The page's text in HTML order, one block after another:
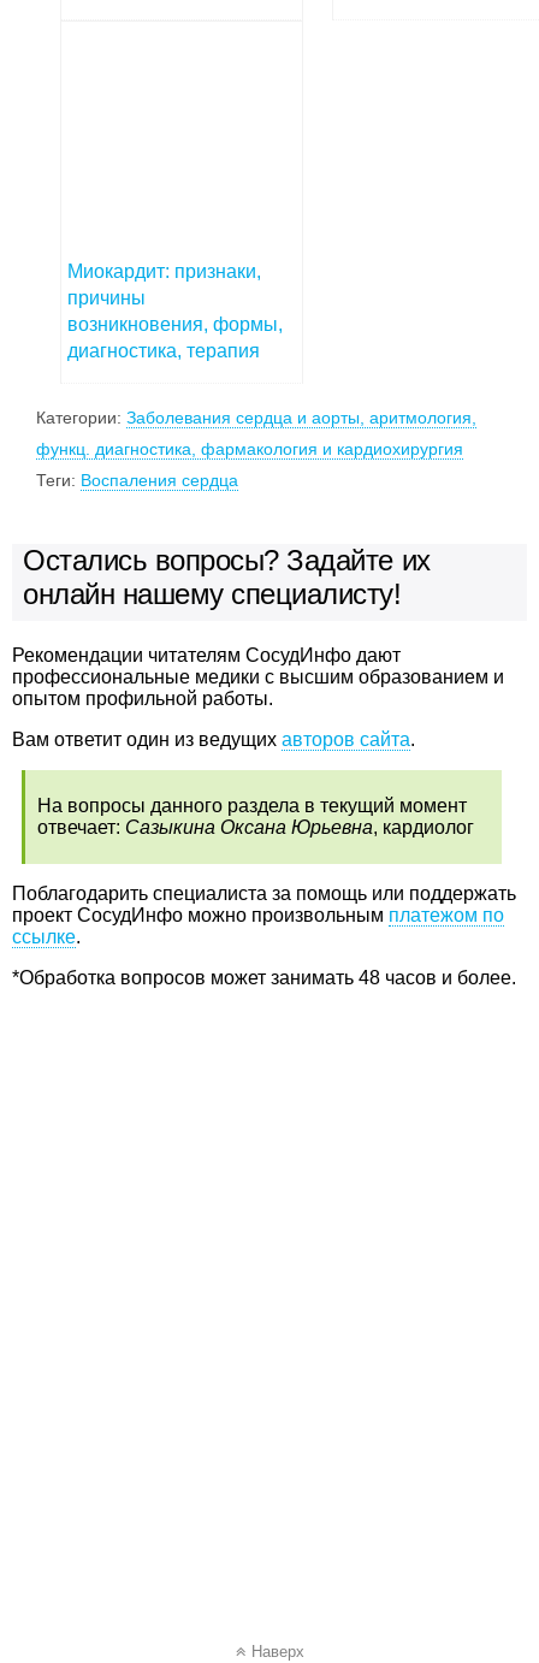
Миокардит: признаки,
причины
возникновения, формы,
диагностика, терапия
Категории: Заболевания сердца и аорты, аритмология,
функц. диагностика, фармакология и кардиохирургия
Теги: Воспаления сердца
Остались вопросы? Задайте их
онлайн нашему специалисту!
Рекомендации читателям СосудИнфо дают
профессиональные медики с высшим образованием и
опытом профильной работы.
Вам ответит один из ведущих авторов сайта.
На вопросы данного раздела в текущий момент
отвечает: Сазыкина Оксана Юрьевна, кардиолог
Поблагодарить специалиста за помощь или поддержать
проект СосудИнфо можно произвольным платежом по
ссылке.
*Обработка вопросов может занимать 48 часов и более.
Наверх